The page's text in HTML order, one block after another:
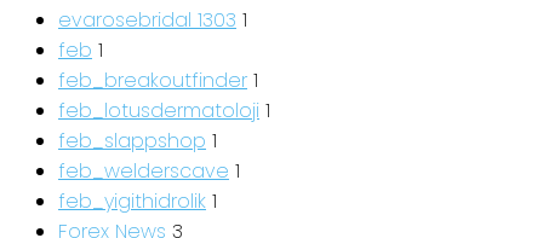
evarosebridal 1303 1
feb 1
feb_breakoutfinder 1
feb_lotusdermatoloji 1
feb_slappshop 1
feb_welderscave 1
feb_yigithidrolik 1
Forex News 3